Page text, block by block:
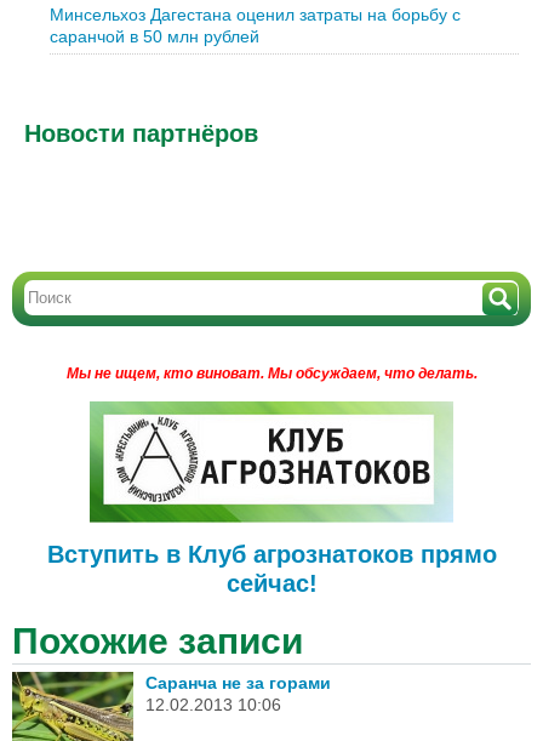
Минсельхоз Дагестана оценил затраты на борьбу с
саранчой в 50 млн рублей
Новости партнёров
Мы не ищем, кто виноват. Мы обсуждаем, что делать.
Вступить в Клуб агрознатоков прямо
сейчас!
Похожие записи
Саранча не за горами
12.02.2013 10:06